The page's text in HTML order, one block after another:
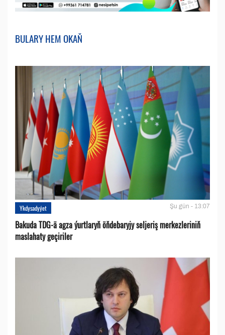
BULARY HEM OKAŇ
Ykdysadyýet Şu gün - 13:07
Bakuda TDG-ä agza ýurtlaryň öňdebaryjy seljeriş merkezleriniň
maslahaty geçiriler